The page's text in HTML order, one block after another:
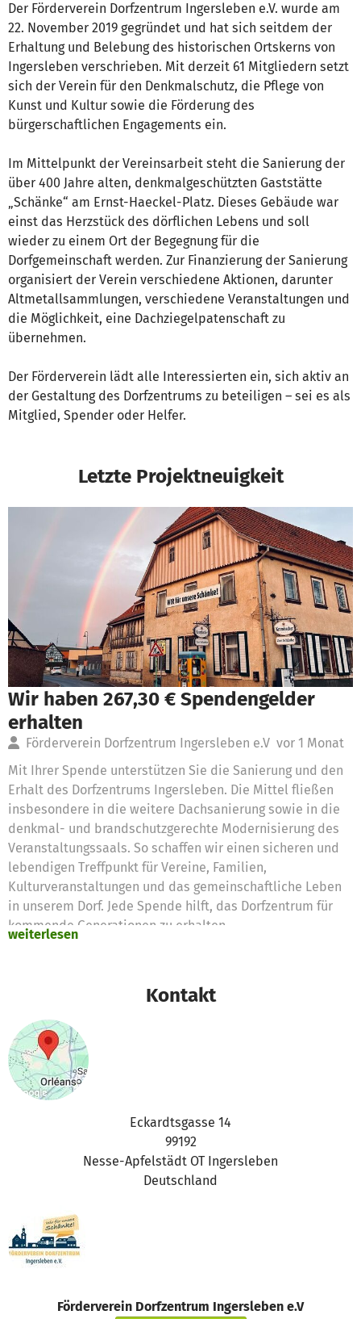
Der Förderverein Dorfzentrum Ingersleben e.V. wurde am
22. November 2019 gegründet und hat sich seitdem der
Erhaltung und Belebung des historischen Ortskerns von
Ingersleben verschrieben. Mit derzeit 61 Mitgliedern setzt
sich der Verein für den Denkmalschutz, die Pflege von
Kunst und Kultur sowie die Förderung des
bürgerschaftlichen Engagements ein.
Im Mittelpunkt der Vereinsarbeit steht die Sanierung der
über 400 Jahre alten, denkmalgeschützten Gaststätte
„Schänke“ am Ernst-Haeckel-Platz. Dieses Gebäude war
einst das Herzstück des dörflichen Lebens und soll
wieder zu einem Ort der Begegnung für die
Dorfgemeinschaft werden. Zur Finanzierung der Sanierung
organisiert der Verein verschiedene Aktionen, darunter
Altmetallsammlungen, verschiedene Veranstaltungen und
die Möglichkeit, eine Dachziegelpatenschaft zu
übernehmen.
Der Förderverein lädt alle Interessierten ein, sich aktiv an
der Gestaltung des Dorfzentrums zu beteiligen – sei es als
Mitglied, Spender oder Helfer.
Letzte Projektneuigkeit
Wir haben 267,30 € Spendengelder
erhalten
Förderverein Dorfzentrum Ingersleben e.V vor 1 Monat
Mit Ihrer Spende unterstützen Sie die Sanierung und den
Erhalt des Dorfzentrums Ingersleben. Die Mittel fließen
insbesondere in die weitere Dachsanierung sowie in die
denkmal- und brandschutzgerechte Modernisierung des
Veranstaltungssaals. So schaffen wir einen sicheren und
lebendigen Treffpunkt für Vereine, Familien,
Kulturveranstaltungen und das gemeinschaftliche Leben
in unserem Dorf. Jede Spende hilft, das Dorfzentrum für
kommende Generationen zu erhalten.
weiterlesen
Kontakt
Eckardtsgasse 14
99192
Nesse-Apfelstädt OT Ingersleben
Deutschland
Förderverein Dorfzentrum Ingersleben e.V